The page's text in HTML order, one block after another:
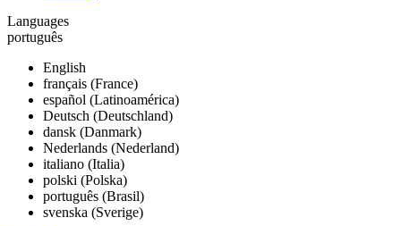
Languages
português
English
français (France)
español (Latinoamérica)
Deutsch (Deutschland)
dansk (Danmark)
Nederlands (Nederland)
italiano (Italia)
polski (Polska)
português (Brasil)
svenska (Sverige)